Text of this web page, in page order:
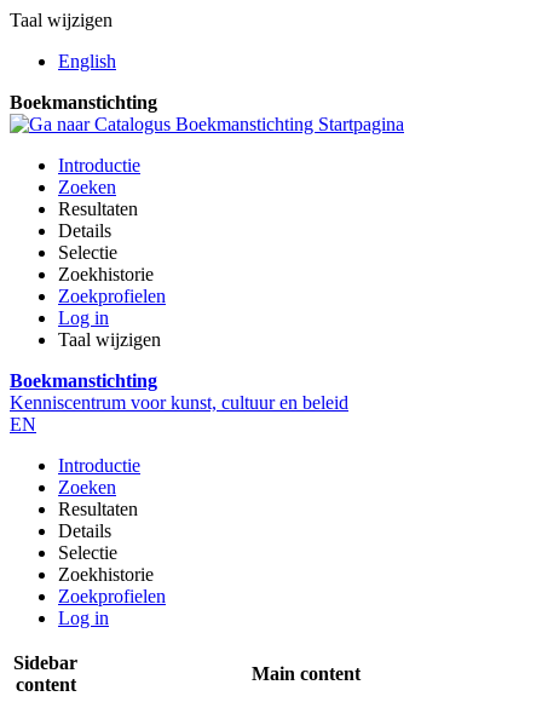
Taal wijzigen
English
Boekmanstichting
Introductie
Zoeken
Resultaten
Details
Selectie
Zoekhistorie
Zoekprofielen
Log in
Taal wijzigen
Boekmanstichting
Kenniscentrum voor kunst, cultuur en beleid
EN
Introductie
Zoeken
Resultaten
Details
Selectie
Zoekhistorie
Zoekprofielen
Log in
Sidebar
content
Main content